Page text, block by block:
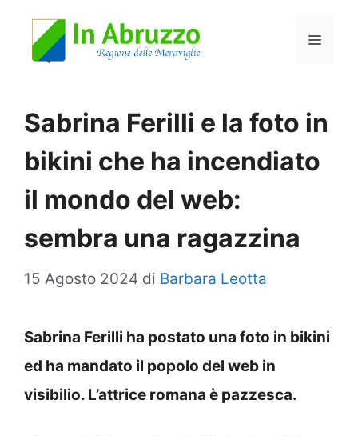
Menu
Sabrina Ferilli e la foto in
bikini che ha incendiato
il mondo del web:
sembra una ragazzina
15 Agosto 2024 di Barbara Leotta
Sabrina Ferilli ha postato una foto in bikini
ed ha mandato il popolo del web in
visibilio. L’attrice romana è pazzesca.